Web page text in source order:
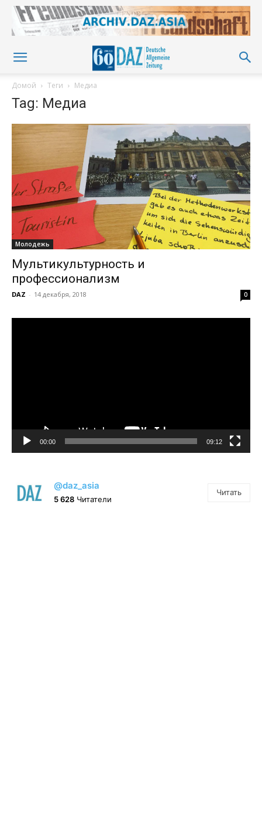
Домой Теги Медиа
Tag: Медиа
Молодежь
Мультикультурность и
профессионализм
DAZ - 14 декабря, 2018 0
00:00 09:12
@daz_asia
5 628 Читатели
Читать